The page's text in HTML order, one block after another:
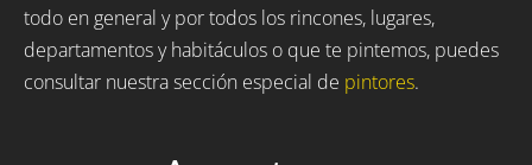
todo en general y por todos los rincones, lugares,
departamentos y habitáculos o que te pintemos, puedes
consultar nuestra sección especial de pintores.